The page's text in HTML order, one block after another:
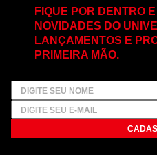
FIQUE POR DENTRO
NOVIDADES DO
LANÇAMENTOS E
PRIMEIRA MÃO.